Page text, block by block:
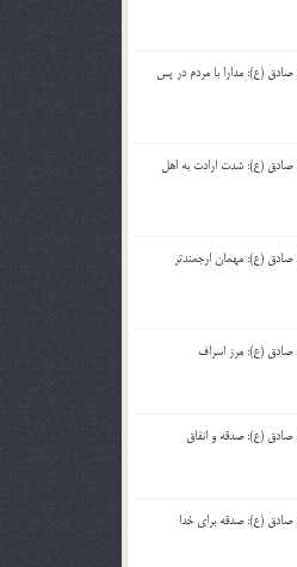
صادق (ع): مدارا با مردم در پس
صادق (ع): شدت ارادت به اهل
صادق (ع): مهمان ارجمندتر
صادق (ع): مرز اسراف
صادق (ع): صدقه و انفاق
صادق (ع): صدقه برای خدا